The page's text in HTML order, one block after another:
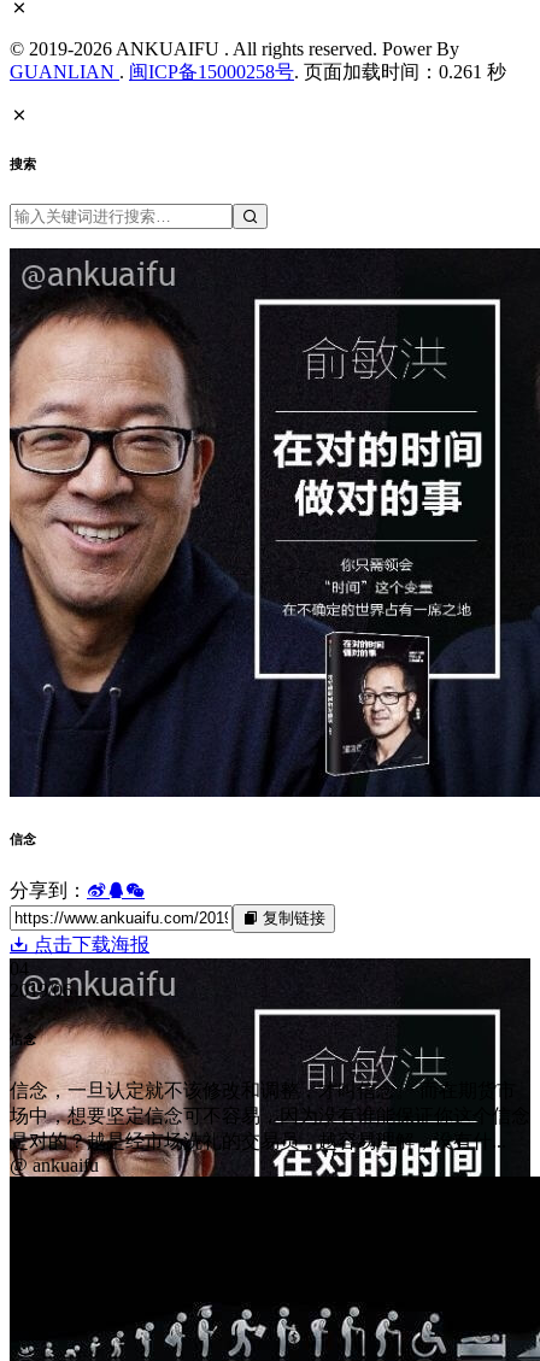
© 2019-2026 ANKUAIFU . All rights reserved. Power By
GUANLIAN . 闽ICP备15000258号. 页面加载时间：0.261 秒
搜索
信念
分享到：
复制链接
点击下载海报
04
2019/06
信念
信念，一旦认定就不该修改和调整，才叫信念。 而在期货市
场中，想要坚定信念可不容易，因为没有谁能保证你这个信念
是对的？越是经市场洗礼的交易员，越容易理解，没有什...
@ ankuaifu